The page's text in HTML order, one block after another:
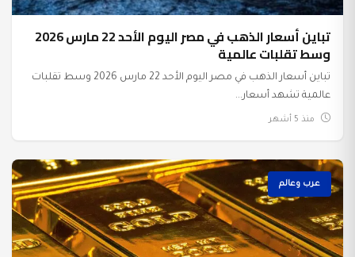
تباين أسعار الذهب في مصر اليوم الأحد 22 مارس 2026
وسط تقلبات عالمية
تباين أسعار الذهب في مصر اليوم الأحد 22 مارس 2026 وسط تقلبات
عالمية تشهد أسعار...
منذ 5 أشهر
عرب وعالم